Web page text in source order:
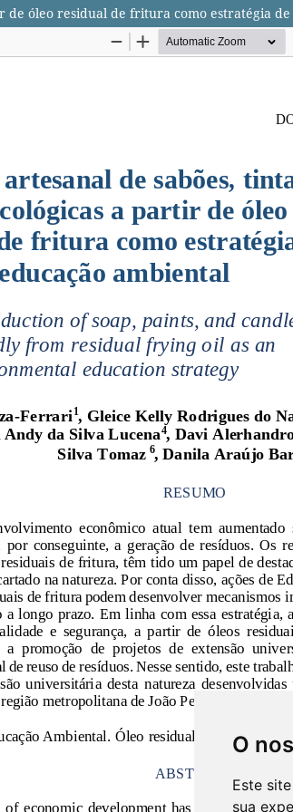
O
Este
sua
de óleo residual de fritura como estratégia